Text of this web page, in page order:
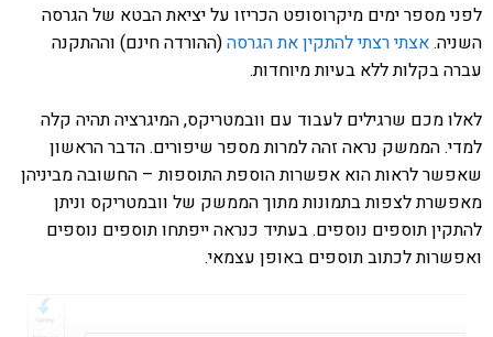
לפני מספר ימים מיקרוסופט הכריזו על יציאת הבטא של הגרסה
השניה.אצתי רצתי להתקין את הגרסה(ההורדה חינם) וההתקנה
עברה בקלות ללא בעיות מיוחדות.
לאלו מכם שרגילים לעבוד עם וובמטריקס, המיגרציה תהיה קלה
למדי. הממשק נראה זהה למרות מספר שיפורים. הדבר הראשון
שאפשר לראות הוא אפשרות הוספת התוספות – החשובה מביניהן
מאפשרת לצפות בתמונות מתוך הממשק של וובמטריקס וניתן
להתקין תוספים נוספים. בעתיד כנראה ייפתחו תוספים נוספים
ואפשרות לכתוב תוספים באופן עצמאי.